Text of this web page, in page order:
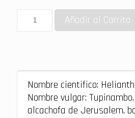
Añadir al Carrito
Nombre cientifico:
Nombre vulgar:
alcachofa de Jerusalem,